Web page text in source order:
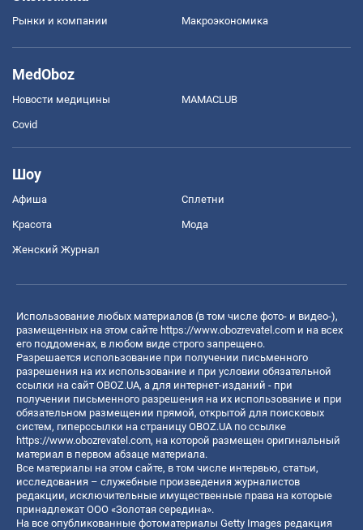
Рынки и компании Mакроэкономика
MedOboz
Новости медицины MAMACLUB
Covid
Шоу
Афиша Сплетни
Красота Мода
Женский Журнал
Использование любых материалов (в том числе фото- и видео-),
размещенных на этом сайте https://www.obozrevatel.com и на всех
его поддоменах, в любом виде строго запрещено.
Разрешается использование при получении письменного
разрешения на их использование и при условии обязательной
ссылки на сайт OBOZ.UA, а для интернет-изданий - при
получении письменного разрешения на их использование и при
обязательном размещении прямой, открытой для поисковых
систем, гиперссылки на страницу OBOZ.UA по ссылке
https://www.obozrevatel.com, на которой размещен оригинальный
материал в первом абзаце материала.
Все материалы на этом сайте, в том числе интервью, статьи,
исследования – служебные произведения журналистов
редакции, исключительные имущественные права на которые
принадлежат ООО «Золотая середина».
На все опубликованные фотоматериалы Getty Images редакция